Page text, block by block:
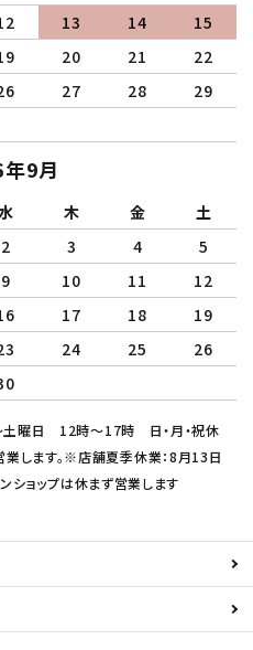
13 14
15
20 21
22
27 28
29
9月
木 金
土
2 3 4
5
9 10 11
12
17 18
19
24 25
26
土曜日 12時～17時 日・月・祝休
業します。※店舗夏季休業：8月13日
ショップは休まず営業します